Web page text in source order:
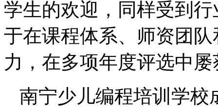
学生的欢迎，同样受到
于在课程体系、师资团
力，在多项年度评选中
南宁少儿编程培训学校